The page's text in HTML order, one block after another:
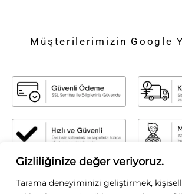
Gizliliğinize değer veriyoruz.
Tarama deneyiminizi geliştirmek,
Müşterilerimizin Google
Sirius Moda olarak, stilin gücüne inanıyoruz.